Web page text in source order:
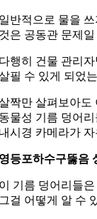
반적으로 물을
은 공동관 문제일
행히 건물 관리
필 수 있게 되었
짝만 살펴보아도
물성 기름 덩어
시경 카메라가
등포하수구뚫음
기름 덩어리들
걸 어떻게 알 수